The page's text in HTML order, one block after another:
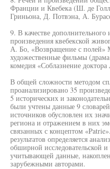
Франции и Квебека (Ш. де
Гриньона, Д. Потвэна, А.
9. В качестве дополнительного
произведения квебекской
А. Бо, «Возвращение с
художественные фильмы
комедия «Соблазнение
В общей сложности методом
проанализировано 35
5 исторических и
были учтены данные 9
источников обусловлен их
региона и отражением в них
связанных с концептом
результатов определяется
обширной исследовательской и
учитывающей данные,
зарубежными авторами.